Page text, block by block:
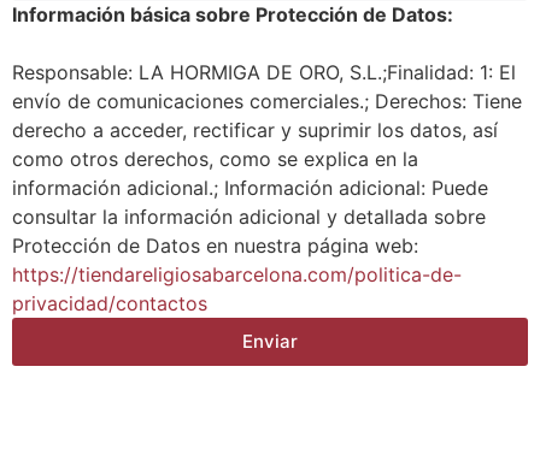
Información básica sobre Protección de Datos:
Responsable: LA HORMIGA DE ORO, S.L.;Finalidad: 1: El
envío de comunicaciones comerciales.; Derechos: Tiene
derecho a acceder, rectificar y suprimir los datos, así
como otros derechos, como se explica en la
información adicional.; Información adicional: Puede
consultar la información adicional y detallada sobre
Protección de Datos en nuestra página web:
https://tiendareligiosabarcelona.com/politica-de-
privacidad/contactos
Enviar